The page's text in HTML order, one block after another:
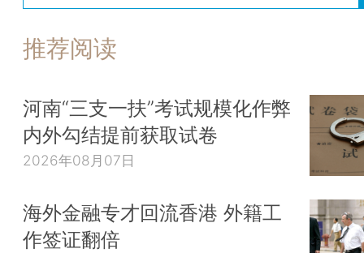
推荐阅读
河南“三支一扶”考试规模化作弊
内外勾结提前获取试卷
2026年08月07日
海外金融专才回流香港 外籍工
作签证翻倍